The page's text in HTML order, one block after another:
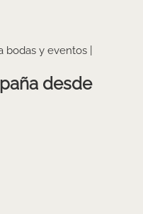
bodas y eventos |
desde